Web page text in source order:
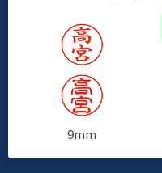
9mm